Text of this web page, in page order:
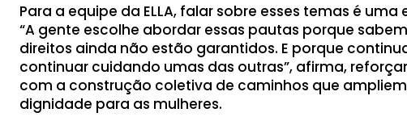
Para a equipe da ELLA, falar sobre esses temas é
“A gente escolhe abordar essas pautas porque
direitos ainda não estão garantidos. E porque
continuar cuidando umas das outras”, afirma,
com a construção coletiva de caminhos que
dignidade para as mulheres.